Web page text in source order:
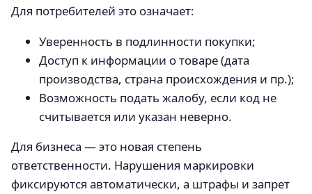
Для потребителей это означает:
Уверенность в подлинности покупки;
Доступ к информации о товаре (дата
производства, страна происхождения и пр.);
Возможность подать жалобу, если код не
считывается или указан неверно.
Для бизнеса — это новая степень
ответственности. Нарушения маркировки
фиксируются автоматически, а штрафы и запрет